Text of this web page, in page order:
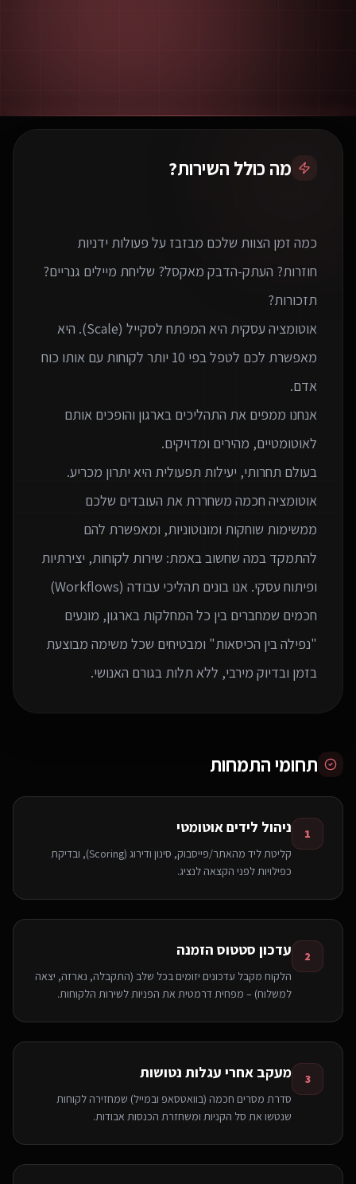
מה כולל השירות?
כמה זמן הצוות שלכם מבזבז על פעולות ידניות
חוזרות? העתק-הדבק מאקסל? שליחת מיילים גנריים?
אוטומציה עסקית היא המפתח לסקייל (Scale). היא
מאפשרת לכם לטפל בפי 10 יותר לקוחות עם אותו כוח
אנחנו ממפים את התהליכים בארגון והופכים אותם
בעולם תחרותי, יעילות תפעולית היא יתרון מכריע.
אוטומציה חכמה משחררת את העובדים שלכם
ממשימות שוחקות ומונוטוניות, ומאפשרת להם
להתמקד במה שחשוב באמת: שירות לקוחות, יצירתיות
ופיתוח עסקי. אנו בונים תהליכי עבודה (Workflows)
חכמים שמחברים בין כל המחלקות בארגון, מונעים
"נפילה בין הכיסאות" ומבטיחים שכל משימה מבוצעת
בזמן ובדיוק מירבי, ללא תלות בגורם האנושי.
תחומי התמחות
1 ניהול לידים אוטומטי
קליטת ליד מהאתר/פייסבוק, סינון ודירוג (Scoring), ובדיקת
כפילויות לפני הקצאה לנציג.
2 עדכון סטטוס הזמנה
הלקוח מקבל עדכונים יזומים בכל שלב (התקבלה, נארזה, יצאה
למשלוח) – מפחית דרמטית את הפניות לשירות הלקוחות.
3 מעקב אחרי עגלות נטושות
סדרת מסרים חכמה (בוואטסאפ ובמייל) שמחזירה לקוחות
שנטשו את סל הקניות ומשחזרת הכנסות אבודות.